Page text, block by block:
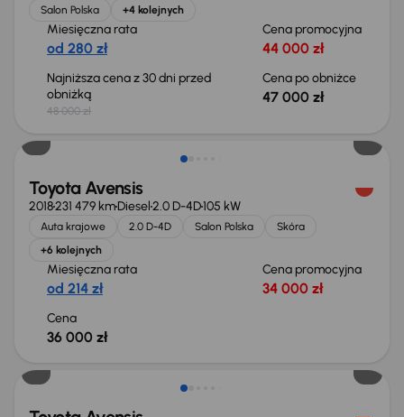
Salon Polska +4 kolejnych
Miesięczna rata
od 280 zł
Cena promocyjna
44 000 zł
Najniższa cena z 30 dni przed
obniżką
48 000 zł
Cena po obniżce
47 000 zł
Świeżo skupione
Toyota Avensis
2018231 479 kmDiesel2.0 D-4D105 kW
Auta krajowe 2.0 D-4D Salon Polska
Skóra
+6 kolejnych
Miesięczna rata
od 214 zł
Cena promocyjna
34 000 zł
Cena
36 000 zł
Świeżo skupione